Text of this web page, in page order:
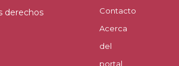
derechos
Contacto
Acerca
del
portal